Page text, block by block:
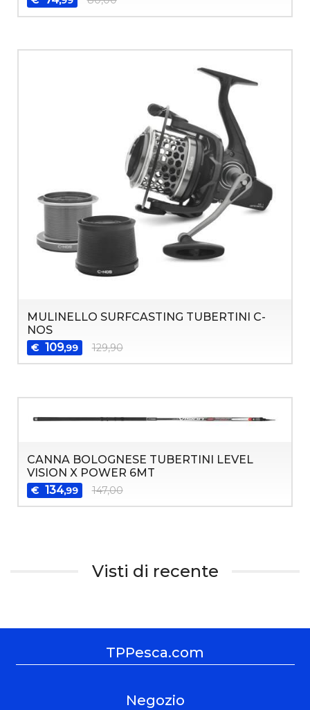
MULINELLO SURFCASTING TUBERTINI C-
NOS
€ 109,99 129,90
CANNA BOLOGNESE TUBERTINI LEVEL
VISION X POWER 6MT
€ 134,99 147,00
Visti di recente
TPPesca.com
Negozio